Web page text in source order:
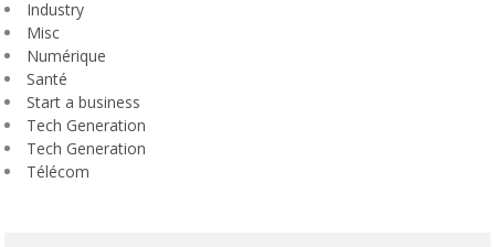
Industry
Misc
Numérique
Santé
Start a business
Tech Generation
Tech Generation
Télécom